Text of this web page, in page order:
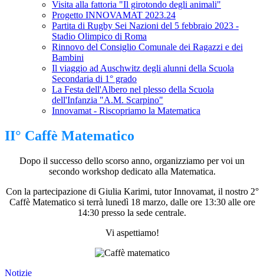
Visita alla fattoria "Il girotondo degli animali"
Progetto INNOVAMAT 2023.24
Partita di Rugby Sei Nazioni del 5 febbraio 2023 -
Stadio Olimpico di Roma
Rinnovo del Consiglio Comunale dei Ragazzi e dei
Bambini
Il viaggio ad Auschwitz degli alunni della Scuola
Secondaria di 1° grado
La Festa dell'Albero nel plesso della Scuola
dell'Infanzia "A.M. Scarpino"
Innovamat - Riscopriamo la Matematica
II° Caffè Matematico
Dopo il successo dello scorso anno, organizziamo per voi un
secondo workshop dedicato alla Matematica.
Con la partecipazione di Giulia Karimi, tutor Innovamat, il nostro 2°
Caffè Matematico si terrà lunedì 18 marzo, dalle ore 13:30 alle ore
14:30 presso la sede centrale.
Vi aspettiamo!
Notizie